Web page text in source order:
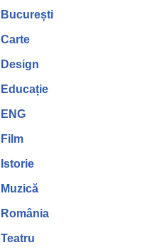
București
Carte
Design
Educație
ENG
Film
Istorie
Muzică
România
Teatru